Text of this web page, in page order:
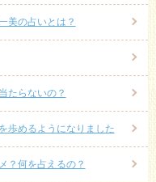
美の占いとは？
たらないの？
歩めるようになりました
？何を占えるの？